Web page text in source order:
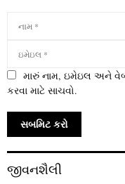
મારું નામ, ઇમેઇલ અને
કરવા માટે સાચવો.
જીવનશૈલી